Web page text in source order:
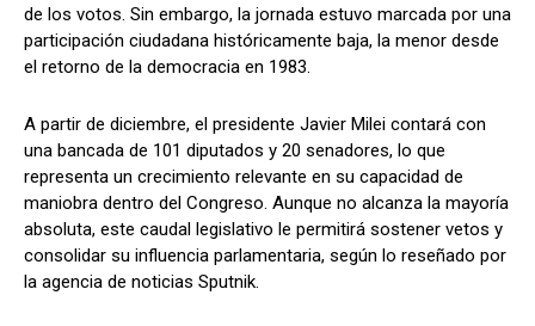
de los votos. Sin embargo, la jornada estuvo marcada por una
participación ciudadana históricamente baja, la menor desde
el retorno de la democracia en 1983.
A partir de diciembre, el presidente Javier Milei contará con
una bancada de 101 diputados y 20 senadores, lo que
representa un crecimiento relevante en su capacidad de
maniobra dentro del Congreso. Aunque no alcanza la mayoría
absoluta, este caudal legislativo le permitirá sostener vetos y
consolidar su influencia parlamentaria, según lo reseñado por
la agencia de noticias Sputnik.